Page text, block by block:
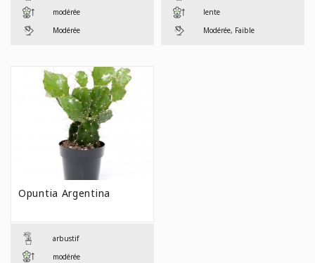
modérée
Modérée
lente
Modérée, Faible
Opuntia Argentina
arbustif
modérée